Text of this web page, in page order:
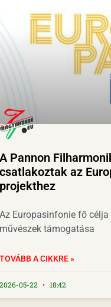
A Pannon
csatlakoztak az
projekthez
Az Europasinfonie fő célja
művészek támogatása
TOVÁBB A CIKKRE »
2026-05-22 18:42